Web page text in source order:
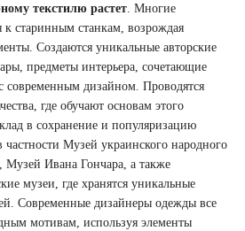
текстилю растет . Многие
к старинным станкам, возрождая
Создаются уникальные авторские
предметы интерьера, сочетающие
современным дизайном. Проводятся
где обучают основам этого
в сохранение и популяризацию
частности Музей украинского народного
Музей Ивана Гончара, а также
музеи, где хранятся уникальные
Современные дизайнеры одежды все
мотивам, используя элементы